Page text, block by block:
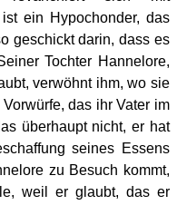
ein Hypochonder, das
geschickt darin, dass es
Tochter Hannelore,
verwöhnt ihm, wo sie
das ihr Vater im
überhaupt nicht, er hat
seines Essens
zu Besuch kommt,
weil er glaubt, das er